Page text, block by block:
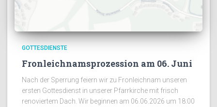
GOTTESDIENSTE
Fronleichnamsprozession am 06. Juni
Nach der Sperrung feiern wir zu Fronleichnam unseren
ersten Gottesdienst in unserer Pfarrkirche mit frisch
renoviertem Dach. Wir beginnen am 06.06.2026 um 18:00